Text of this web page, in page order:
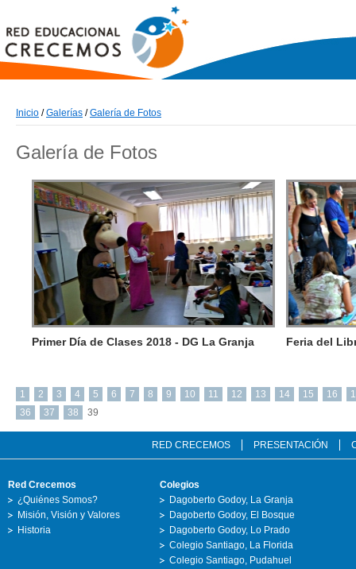
Inicio /Galerías /Galería de Fotos
Galería de Fotos
Primer Día de Clases 2018 - DG La Granja Feria del
1 2 3 4 5 6 7 8 9 10 11 12 13 14 15 16
36
37 38 39
RED CRECEMOS PRESENTACIÓN
Red Crecemos
¿Quiénes Somos?
Misión, Visión y Valores
Historia
Colegios
Dagoberto Godoy, La Granja
Dagoberto Godoy, El Bosque
Dagoberto Godoy, Lo Prado
Colegio Santiago, La Florida
Colegio Santiago, Pudahuel